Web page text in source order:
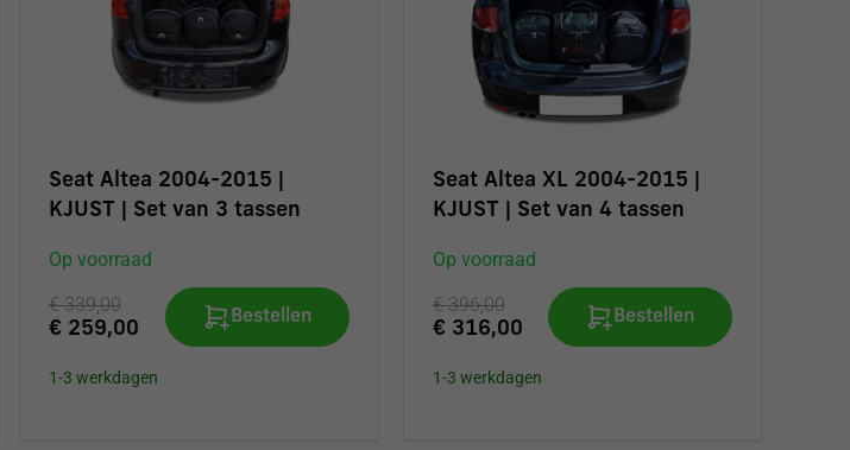
Seat Altea 2004-2015 |
KJUST | Set van 3 tassen
Op voorraad
€ 339,00
€ 259,00
Bestellen
1-3 werkdagen
Seat Altea XL 2004-2015 |
KJUST | Set van 4 tassen
Op voorraad
€ 396,00
€ 316,00
Bestellen
1-3 werkdagen